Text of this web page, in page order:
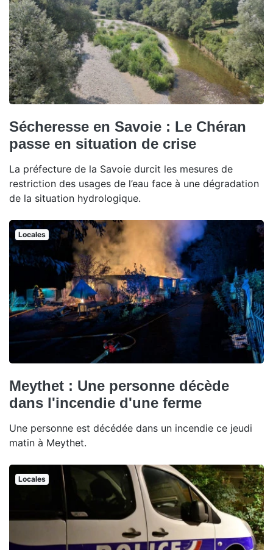
Sécheresse en Savoie : Le Chéran
passe en situation de crise
La préfecture de la Savoie durcit les mesures de
restriction des usages de l’eau face à une dégradation
de la situation hydrologique.
Locales
Meythet : Une personne décède
dans l'incendie d'une ferme
Une personne est décédée dans un incendie ce jeudi
matin à Meythet.
Locales